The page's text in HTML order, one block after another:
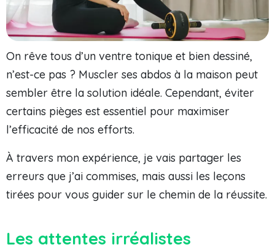
On rêve tous d’un ventre tonique et bien dessiné,
n’est-ce pas ? Muscler ses abdos à la maison peut
sembler être la solution idéale. Cependant, éviter
certains pièges est essentiel pour maximiser
l’efficacité de nos efforts.
À travers mon expérience, je vais partager les
erreurs que j’ai commises, mais aussi les leçons
tirées pour vous guider sur le chemin de la réussite.
Les attentes irréalistes